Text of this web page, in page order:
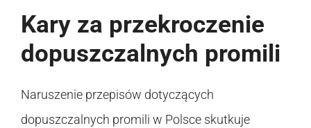
Kary za przekroczenie
dopuszczalnych promili
Naruszenie przepisów dotyczących
dopuszczalnych promili w Polsce skutkuje